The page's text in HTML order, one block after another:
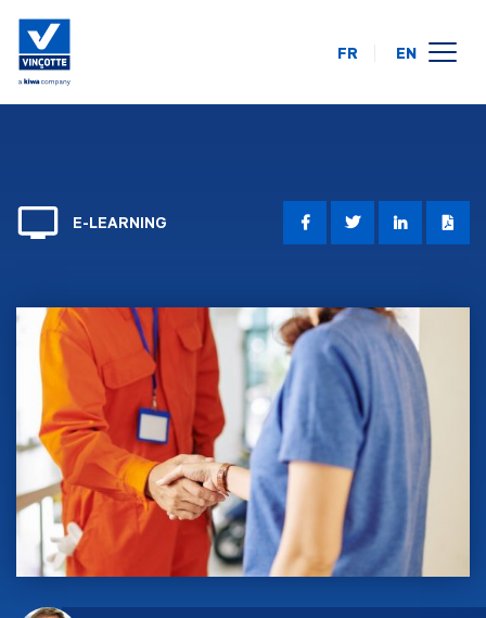
opleidingskalender
op uw locatie
FAQ
contact
FR EN
E-LEARNING